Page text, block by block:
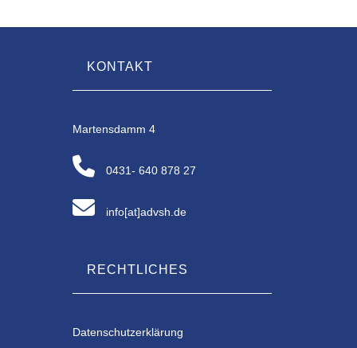
KONTAKT
Martensdamm 4
0431- 640 878 27
info[at]advsh.de
RECHTLICHES
Datenschutzerklärung